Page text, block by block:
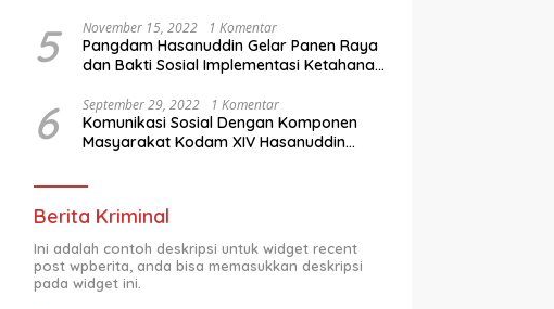
5 November 15, 2022 1 Komentar
Pangdam Hasanuddin Gelar Panen Raya
dan Bakti Sosial Implementasi Ketahanan
6 September 29, 2022 1 Komentar
Komunikasi Sosial Dengan Komponen
Masyarakat Kodam XIV Hasanuddin
Berita Kriminal
Ini adalah contoh deskripsi untuk widget recent
post wpberita, anda bisa memasukkan deskripsi
pada widget ini.